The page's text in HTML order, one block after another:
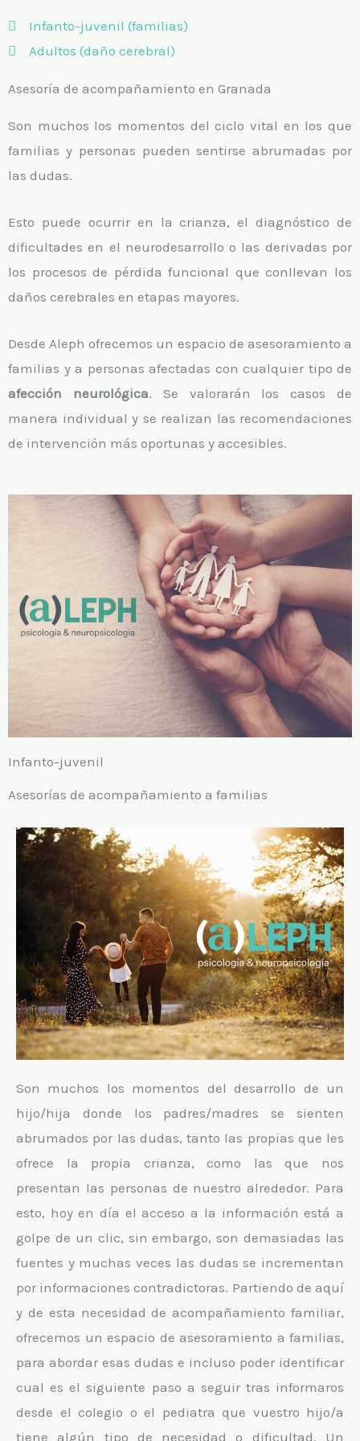
Infanto-juvenil (familias)
Adultos (daño cerebral)
Asesoría de acompañamiento en Granada
Son muchos los momentos del ciclo vital en los que
familias y personas pueden sentirse abrumadas por
las dudas.
Esto puede ocurrir en la crianza, el diagnóstico de
dificultades en el neurodesarrollo o las derivadas por
los procesos de pérdida funcional que conllevan los
daños cerebrales en etapas mayores.
Desde Aleph ofrecemos un espacio de asesoramiento a
familias y a personas afectadas con cualquier tipo de
afección neurológica. Se valorarán los casos de
manera individual y se realizan las recomendaciones
de intervención más oportunas y accesibles.
Infanto-juvenil
Asesorías de acompañamiento a familias
Son muchos los momentos del desarrollo de un
hijo/hija donde los padres/madres se sienten
abrumados por las dudas, tanto las propias que les
ofrece la propia crianza, como las que nos
presentan las personas de nuestro alrededor. Para
esto, hoy en día el acceso a la información está a
golpe de un clic, sin embargo, son demasiadas las
fuentes y muchas veces las dudas se incrementan
por informaciones contradictoras. Partiendo de aquí
y de esta necesidad de acompañamiento familiar,
ofrecemos un espacio de asesoramiento a familias,
para abordar esas dudas e incluso poder identificar
cual es el siguiente paso a seguir tras informaros
desde el colegio o el pediatra que vuestro hijo/a
tiene algún tipo de necesidad o dificultad. Un